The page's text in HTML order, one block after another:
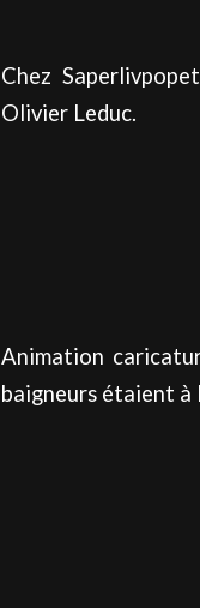
Chez
Olivier Leduc.
Animation
baigneurs étaient à